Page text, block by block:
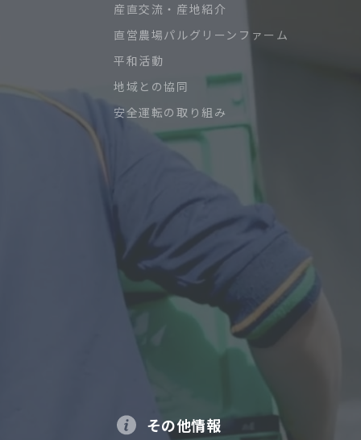
産直交流・産地紹介
直営農場パルグリーンファーム
平和活動
地域との協同
安全運転の取り組み
その他情報